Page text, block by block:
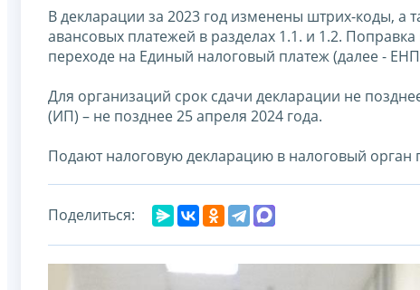
В декларации за 2023 год изменены штрих-коды, а
авансовых платежей в разделах 1.1. и 1.2.
переходе на Единый налоговый платеж (далее -
Для организаций срок сдачи декларации не
(ИП) – не позднее 25 апреля 2024 года.
Подают налоговую декларацию в налоговый орган
Поделиться: